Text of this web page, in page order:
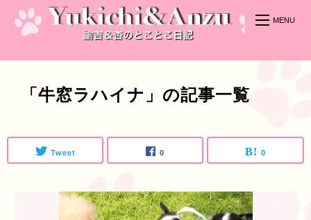
「牛窓ラハイナ」の記事一覧
Tweet 0 0